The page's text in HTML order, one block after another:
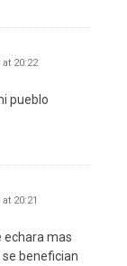
20:22
pueblo
20:21
echara mas
benefician